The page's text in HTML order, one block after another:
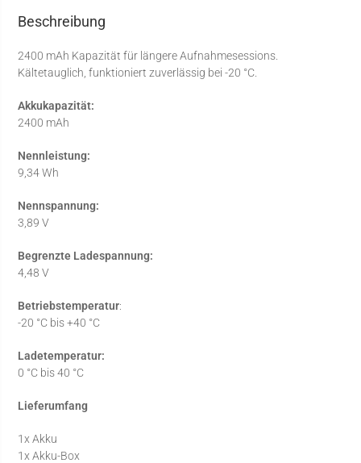
Beschreibung
2400 mAh Kapazität für längere Aufnahmesessions.
Kältetauglich, funktioniert zuverlässig bei -20 °C.
Akkukapazität:
2400 mAh
Nennleistung:
9,34 Wh
Nennspannung:
3,89 V
Begrenzte Ladespannung:
4,48 V
Betriebstemperatur:
-20 °C bis +40 °C
Ladetemperatur:
0 °C bis 40 °C
Lieferumfang
1x Akku
1x Akku-Box